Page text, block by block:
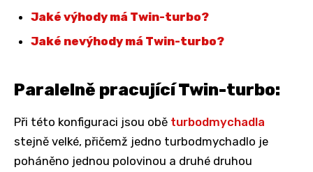
Jaké výhody má Twin-turbo?
Jaké nevýhody má Twin-turbo?
Paralelně pracující Twin-turbo:
Při této konfiguraci jsou obě turbodmychadla
stejně velké, přičemž jedno turbodmychadlo je
poháněno jednou polovinou a druhé druhou